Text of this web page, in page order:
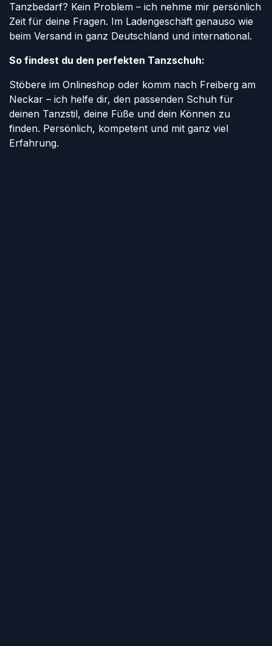
Tanzbedarf? Kein Problem – ich nehme mir persönlich
Zeit für deine Fragen. Im Ladengeschäft genauso wie
beim Versand in ganz Deutschland und international.
So findest du den perfekten Tanzschuh:
Stöbere im Onlineshop oder komm nach Freiberg am
Neckar – ich helfe dir, den passenden Schuh für
deinen Tanzstil, deine Füße und dein Können zu
finden. Persönlich, kompetent und mit ganz viel
Erfahrung.